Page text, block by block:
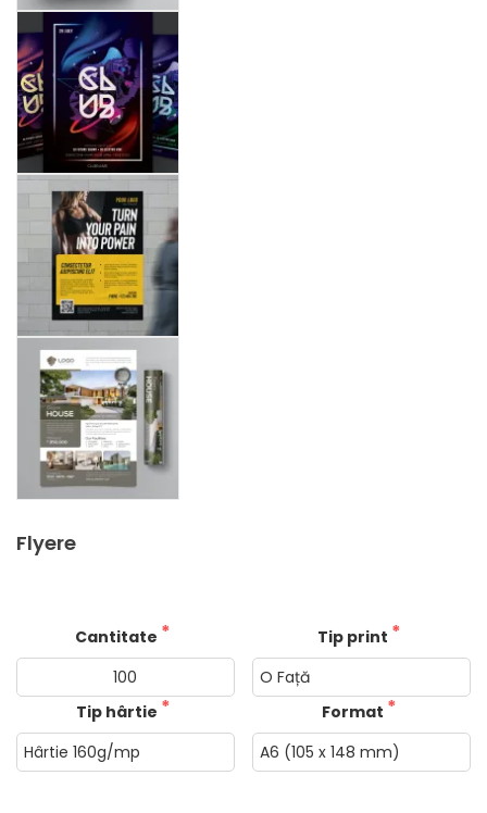
Flyere
Cantitate Tip print
Tip hârtie Format